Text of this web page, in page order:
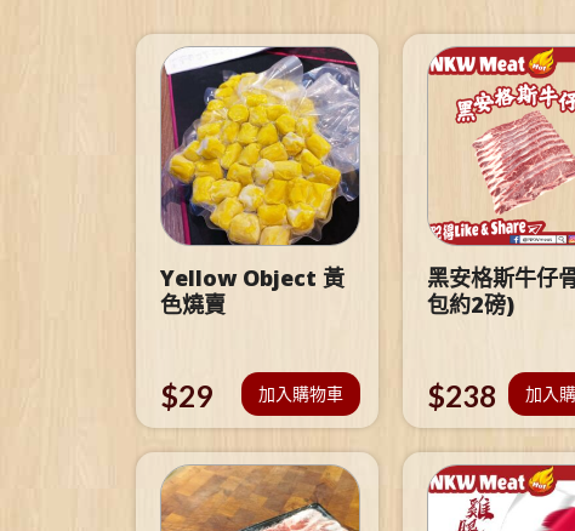
Yellow Object 黃
色燒賣
$29 加入購物車
黑安格斯牛仔
包約2磅)
$238 加入